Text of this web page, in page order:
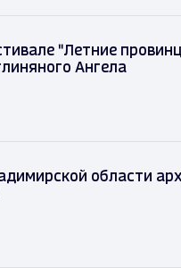
"Летние
Ангела
области